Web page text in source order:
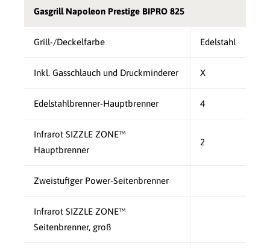
Gasgrill Napoleon Prestige BIPRO 825
Grill-/Deckelfarbe Edelstahl
Inkl. Gasschlauch und Druckminderer X
Edelstahlbrenner-Hauptbrenner 4
Infrarot SIZZLE ZONE™
Hauptbrenner
2
Zweistufiger Power-Seitenbrenner
Infrarot SIZZLE ZONE™
Seitenbrenner, groß